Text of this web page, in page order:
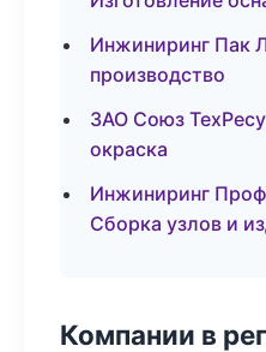
Инжиниринг Пак
производство
ЗАО Союз
окраска
Инжиниринг
Сборка узлов и
Компании в